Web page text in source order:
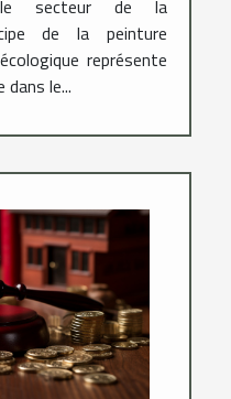
le secteur de la
de la peinture
représente
le...